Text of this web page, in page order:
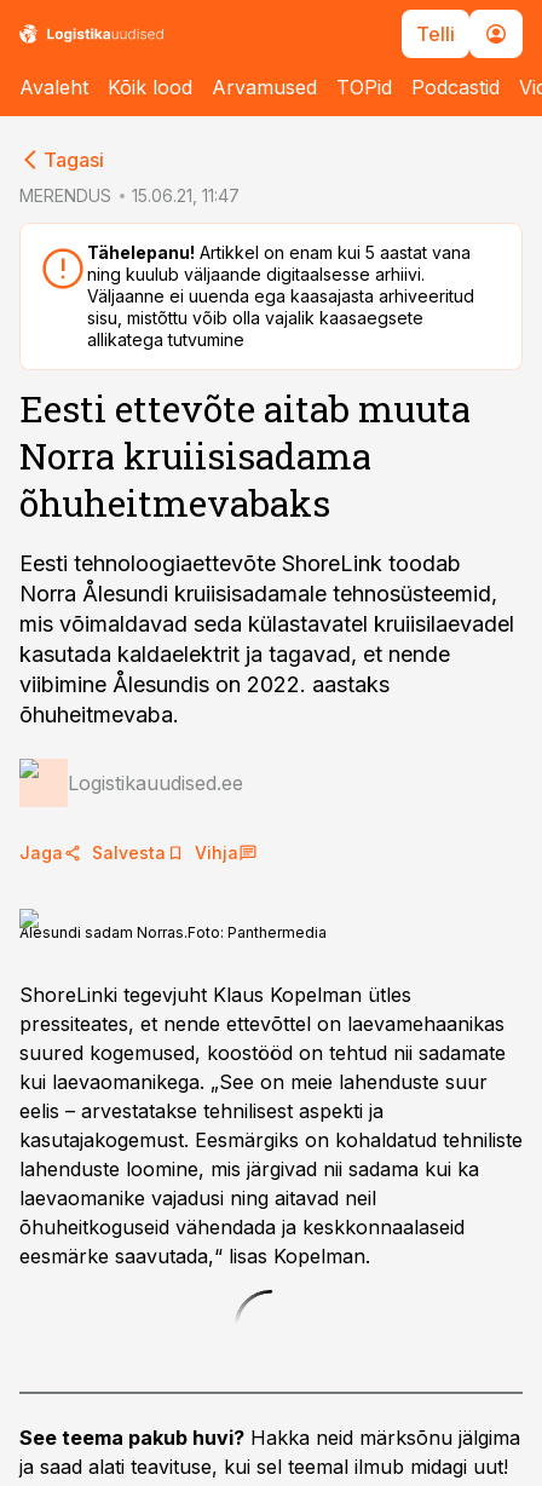
Telli
Avaleht Kõik lood Arvamused TOPid Podcastid
Tagasi
MERENDUS 15.06.21, 11:47
Tähelepanu! Artikkel on enam kui 5 aastat vana
ning kuulub väljaande digitaalsesse arhiivi.
Väljaanne ei uuenda ega kaasajasta arhiveeritud
sisu, mistõttu võib olla vajalik kaasaegsete
allikatega tutvumine
Eesti ettevõte aitab muuta
Norra kruiisisadama
õhuheitmevabaks
Eesti tehnoloogiaettevõte ShoreLink toodab
Norra Ålesundi kruiisisadamale tehnosüsteemid,
mis võimaldavad seda külastavatel kruiisilaevadel
kasutada kaldaelektrit ja tagavad, et nende
viibimine Ålesundis on 2022. aastaks
õhuheitmevaba.
Logistikauudised.ee
Jaga Salvesta Vihja
Ålesundi sadam Norras.Foto: Panthermedia
ShoreLinki tegevjuht Klaus Kopelman ütles
pressiteates, et nende ettevõttel on laevamehaanikas
suured kogemused, koostööd on tehtud nii sadamate
kui laevaomanikega. „See on meie lahenduste suur
eelis – arvestatakse tehnilisest aspekti ja
kasutajakogemust. Eesmärgiks on kohaldatud tehniliste
lahenduste loomine, mis järgivad nii sadama kui ka
laevaomanike vajadusi ning aitavad neil
õhuheitkoguseid vähendada ja keskkonnaalaseid
eesmärke saavutada,“ lisas Kopelman.
See teema pakub huvi? Hakka neid märksõnu jälgima
ja saad alati teavituse, kui sel teemal ilmub midagi uut!